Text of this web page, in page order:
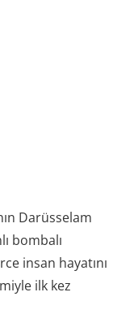
Darüsselam
bombalı
insan hayatını
ilk kez